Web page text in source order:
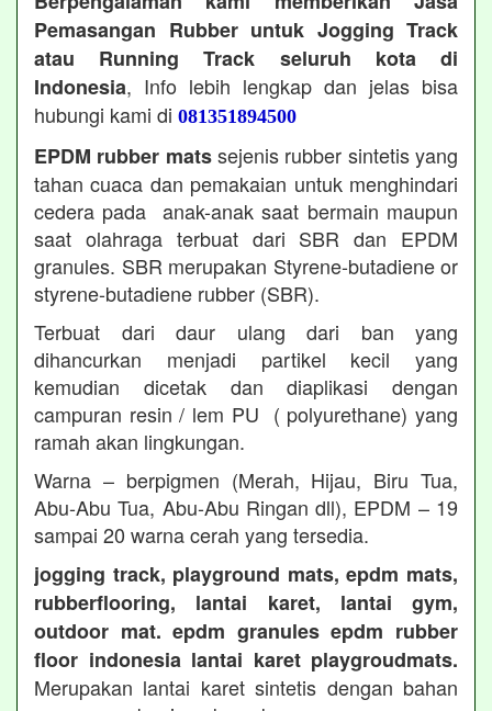
Pemasangan Rubber untuk Jogging Track
atau Running Track seluruh kota di
Indonesia, Info lebih lengkap dan jelas bisa
hubungi kami di 081351894500
EPDM rubber matssejenis rubber sintetis yang
tahan cuaca dan pemakaian untuk menghindari
cedera pada anak-anak saat bermain maupun
saat olahraga terbuat dari SBR dan EPDM
granules. SBR merupakan Styrene-butadiene or
styrene-butadiene rubber (SBR).
Terbuat dari daur ulang dari ban yang
dihancurkan menjadi partikel kecil yang
kemudian dicetak dan diaplikasi dengan
campuran resin / lem PU ( polyurethane) yang
ramah akan lingkungan.
Warna – berpigmen (Merah, Hijau, Biru Tua,
Abu-Abu Tua, Abu-Abu Ringan dll), EPDM – 19
sampai 20 warna cerah yang tersedia.
jogging track, playground mats, epdm mats,
rubberflooring, lantai karet, lantai gym,
outdoor mat. epdm granules epdm rubber
floor indonesia lantai karet playgroudmats.
Merupakan lantai karet sintetis dengan bahan